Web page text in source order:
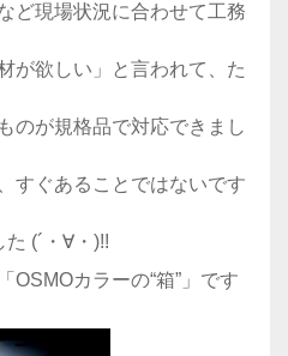
ど現場状況に合わせて工務
が欲しい」と言われて、た
のが規格品で対応できまし
すぐあることではないです
(´・∀・)!!
OSMOカラーの“箱”」です